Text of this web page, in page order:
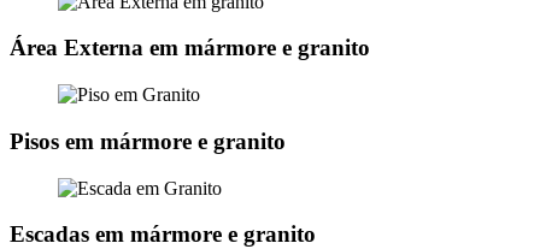
Área Externa em mármore e granito
Pisos em mármore e granito
Escadas em mármore e granito